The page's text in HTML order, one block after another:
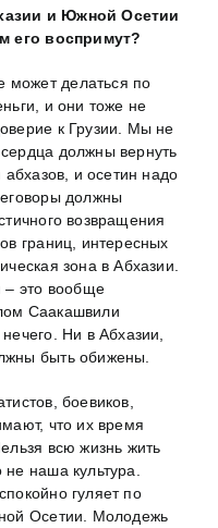
и Южной Осетии
его воспримут?
может делаться по
и они тоже не
к Грузии. Мы не
должны вернуть
и осетин надо
должны
возвращения
границ, интересных
зона в Абхазии.
– это вообще
Саакашвили
Ни в Абхазии,
быть обижены.
боевиков,
что их время
всю жизнь жить
наша культура.
гуляет по
Осетии. Молодежь